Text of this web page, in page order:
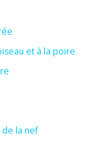
et à la poire
de la nef